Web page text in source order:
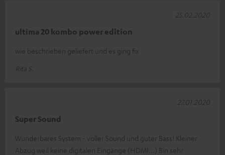
ultima 20 kombo power edition
wie beschrieben geliefert und es ging fix
Rita S.
25.02.2020
Super Sound
Wunderbares System - voller Sound und guter Bass! Kleiner
Abzug weil keine digitalen Eingänge (HDMI...) Bin sehr
27.01.2020